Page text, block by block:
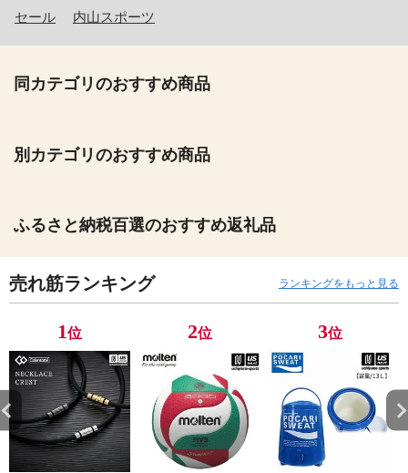
セール 内山スポーツ
同カテゴリのおすすめ商品
別カテゴリのおすすめ商品
ふるさと納税百選のおすすめ返礼品
売れ筋ランキング ランキングをもっと見る
1位 2位 3位